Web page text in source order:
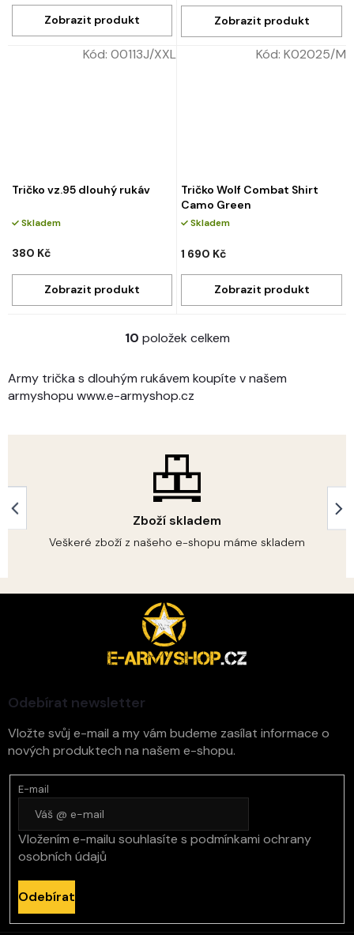
Tričko vz.95 dlouhý rukáv
Skladem
380 Kč
Kód: 00113J/XXL
Tričko Wolf Combat Shirt
Camo Green
Skladem
1 690 Kč
Kód: K02025/M
O
l
á
d
c
í
p
r
v
y
v
s
u
10 položek celkem
Army trička s dlouhým rukávem koupíte v našem
armyshopu www.e-armyshop.cz
Zboží skladem
Veškeré zboží z našeho e-shopu máme skladem
Odebírat newsletter
Vložte svůj e-mail a my vám budeme zasílat informace o
nových produktech na našem e-shopu.
E-mail
Vložením e-mailu souhlasíte s podmínkami ochrany
osobních údajů
Odebírat